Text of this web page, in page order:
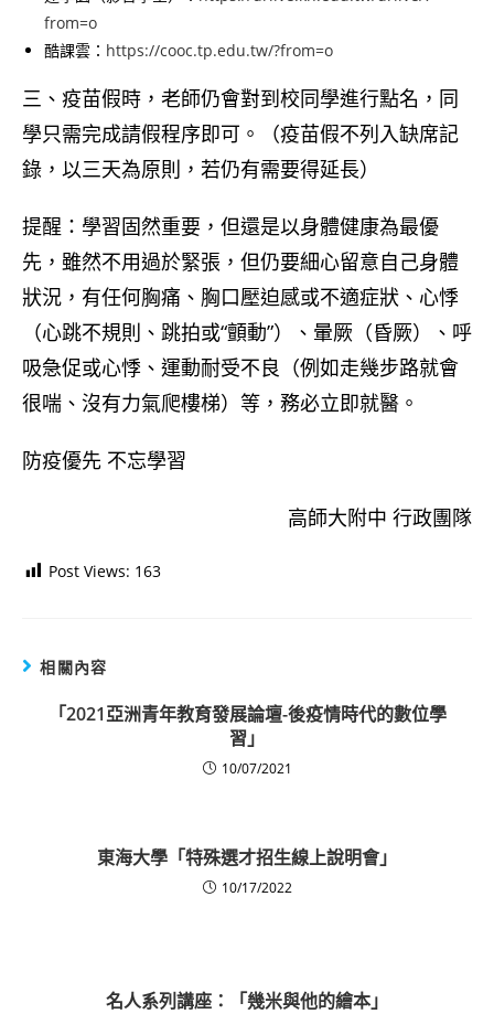
from=o
酷課雲： https://cooc.tp.edu.tw/?from=o
三、疫苗假時，老師仍會對到校同學進行點名，同
學只需完成請假程序即可。（疫苗假不列入缺席記
錄，以三天為原則，若仍有需要得延長）
提醒：學習固然重要，但還是以身體健康為最優
先，雖然不用過於緊張，但仍要細心留意自己身體
狀況，有任何胸痛、胸口壓迫感或不適症狀、心悸
（心跳不規則、跳拍或“顫動”）、暈厥（昏厥）、呼
吸急促或心悸、運動耐受不良（例如走幾步路就會
很喘、沒有力氣爬樓梯）等，務必立即就醫。
防疫優先 不忘學習
高師大附中 行政團隊
Post Views: 163
相關內容
「2021亞洲青年教育發展論壇-後疫情時代的數位學
習」
10/07/2021
東海大學「特殊選才招生線上說明會」
10/17/2022
名人系列講座：「幾米與他的繪本」